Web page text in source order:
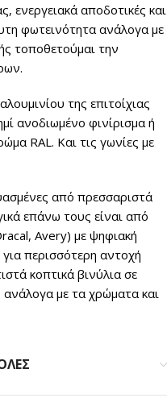
ενεργειακά αποδοτικές και
φωτεινότητα ανάλογα με
τοποθετούμαι την
της επιτοίχιας
ανοδιωμένο φινίρισμα ή
RAL. Και τις γωνίες με
από πρεσσαριστά
επάνω τους είναι από
Avery) με ψηφιακή
περισσότερη αντοχή
κοπτικά βινύλια σε
με τα χρώματα και